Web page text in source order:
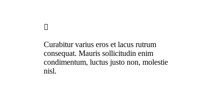
Curabitur varius eros et lacus rutrum
consequat. Mauris sollicitudin enim
condimentum, luctus justo non, molestie
nisl.